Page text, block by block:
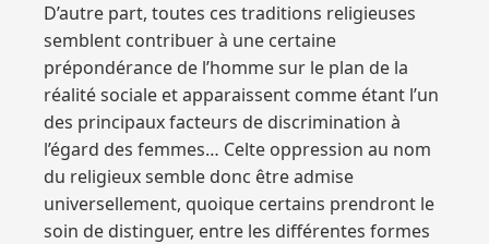
D’autre part, toutes ces traditions religieuses
semblent contribuer à une certaine
prépondérance de l’homme sur le plan de la
réalité sociale et apparaissent comme étant l’un
des principaux facteurs de discrimination à
l’égard des femmes… Celte oppression au nom
du religieux semble donc être admise
universellement, quoique certains prendront le
soin de distinguer, entre les différentes formes